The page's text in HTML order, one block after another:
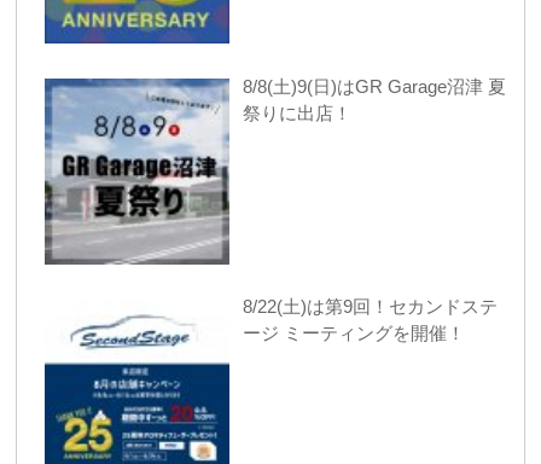
8/8(土)9(日)はGR Garage沼津 夏
祭りに出店！
8/22(土)は第9回！セカンドステ
ージ ミーティングを開催！